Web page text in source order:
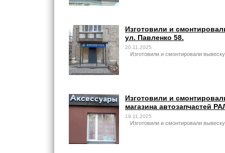
Изготовили и
ул. Павленко 58.
20.11.2025
Изготовили и смонтировали
Изготовили и
магазина автозапчастей
19.11.2025
Изготовили и смонтировали